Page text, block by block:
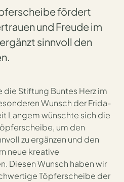
fördert
und Freude im
sinnvoll den
Stiftung Buntes Herz im
Wunsch der Frida-
Langem wünschte sich die
um den
zu ergänzen und den
neue kreative
Diesen Wunsch haben wir
Töpferscheibe der